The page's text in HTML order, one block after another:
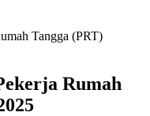
Tangga (PRT)
Rumah